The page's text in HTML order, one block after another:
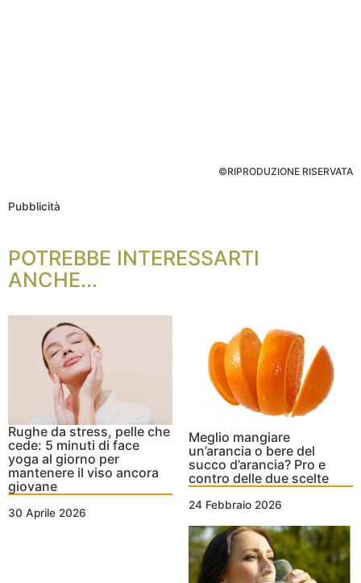
©RIPRODUZIONE RISERVATA
Pubblicità
POTREBBE INTERESSARTI
ANCHE...
Rughe da stress, pelle che
cede: 5 minuti di face
yoga al giorno per
mantenere il viso ancora
giovane
30 Aprile 2026
Meglio mangiare
un’arancia o bere del
succo d’arancia? Pro e
contro delle due scelte
24 Febbraio 2026